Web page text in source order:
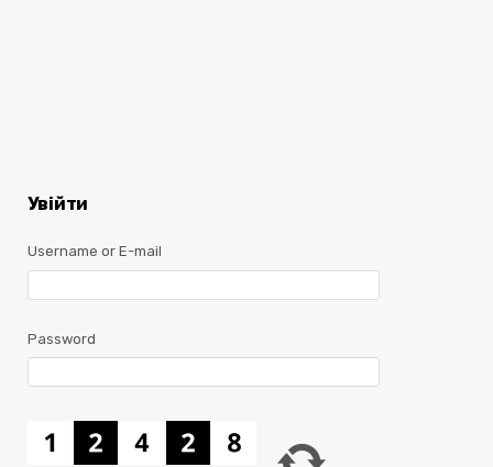
Увійти
Username or E-mail
Password